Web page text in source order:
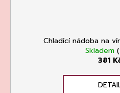
Chladící nádoba na
Skladem
381